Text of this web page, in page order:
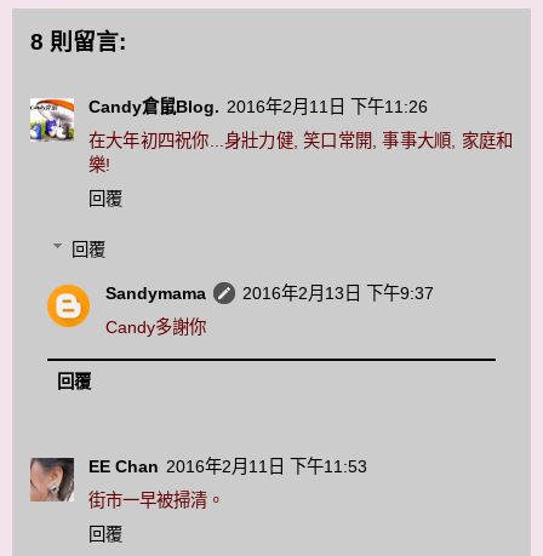
8 則留言:
Candy倉鼠Blog. 2016年2月11日 下午11:26
在大年初四祝你...身壯力健, 笑口常開, 事事大順, 家庭和
樂!
回覆
回覆
Sandymama
2016年2月13日 下午9:37
Candy多謝你
回覆
EE Chan 2016年2月11日 下午11:53
街市一早被掃清。
回覆